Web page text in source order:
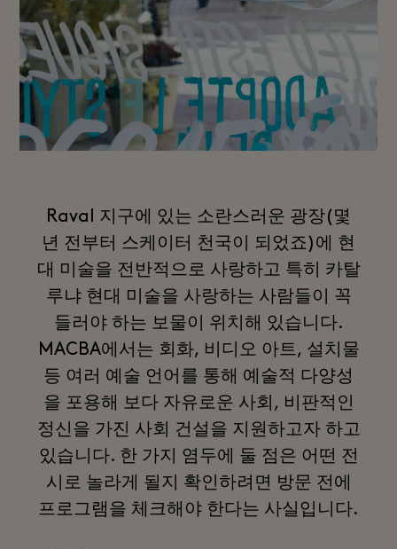
Raval 지구에 있는 소란스러운 광장(몇
년 전부터 스케이터 천국이 되었죠)에 현
대 미술을 전반적으로 사랑하고 특히 카탈
루냐 현대 미술을 사랑하는 사람들이 꼭
들러야 하는 보물이 위치해 있습니다.
MACBA에서는 회화, 비디오 아트, 설치물
등 여러 예술 언어를 통해 예술적 다양성
을 포용해 보다 자유로운 사회, 비판적인
정신을 가진 사회 건설을 지원하고자 하고
있습니다. 한 가지 염두에 둘 점은 어떤 전
시로 놀라게 될지 확인하려면 방문 전에
프로그램을 체크해야 한다는 사실입니다.